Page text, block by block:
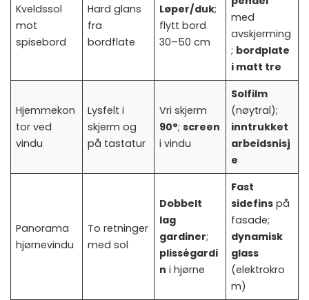
Kveldssol
mot
spisebord
Hard glans
fra
bordflate
Løper/duk;
flytt bord
30–50 cm
med
avskjerming
; bordplate
i matt tre
Hjemmekon
tor ved
vindu
Lysfelt i
skjerm og
på tastatur
Vri skjerm
90°;screen
i vindu
Solfilm
(nøytral);
inntrukket
arbeidsnisj
e
Panorama
hjørnevindu
To retninger
med sol
Dobbelt
lag
gardiner;
plisségardi
n i hjørne
Fast
sidefins på
fasade;
dynamisk
glass
(elektrokro
m)